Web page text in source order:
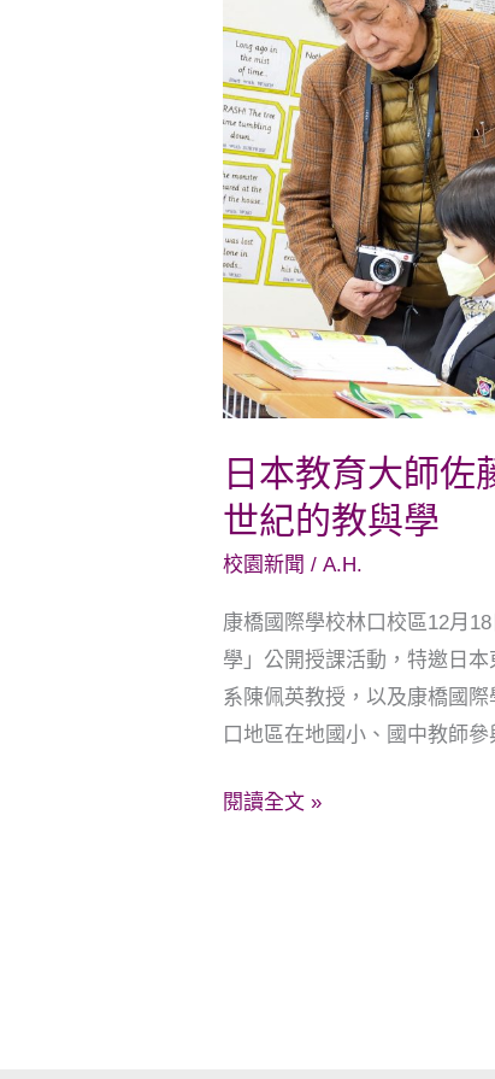
日本教育大師
世紀的教與學
校園新聞 /A.H.
康橋國際學校林口校區12月
學」公開授課活動，特邀日
系陳佩英教授，以及康橋國
口地區在地國小、國中教師
育
大
師
佐
藤
學
蒞
臨
林
口
康
暢
談
一
世
紀
的
與
閱讀全文 »